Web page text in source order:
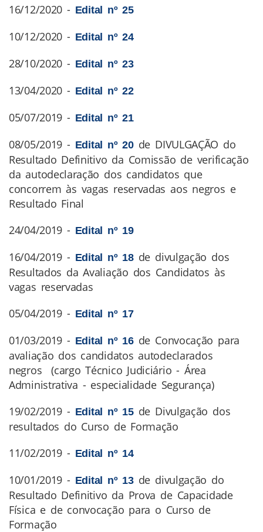
16/12/2020 - Edital nº 25
10/12/2020 - Edital nº 24
28/10/2020 - Edital nº 23
13/04/2020 - Edital nº 22
05/07/2019 - Edital nº 21
08/05/2019 - Edital nº 20de DIVULGAÇÃO do
Resultado Definitivo da Comissão de verificação
da autodeclaração dos candidatos que
concorrem às vagas reservadas aos negros e
Resultado Final
24/04/2019 - Edital nº 19
16/04/2019 - Edital nº 18de divulgação dos
Resultados da Avaliação dos Candidatos às
vagas reservadas
05/04/2019 - Edital nº 17
01/03/2019 - Edital nº 16de Convocação para
avaliação dos candidatos autodeclarados
negros (cargo Técnico Judiciário - Área
Administrativa - especialidade Segurança)
19/02/2019 - Edital nº 15de Divulgação dos
resultados do Curso de Formação
11/02/2019 - Edital nº 14
10/01/2019 - Edital nº 13de divulgação do
Resultado Definitivo da Prova de Capacidade
Física e de convocação para o Curso de
Formação